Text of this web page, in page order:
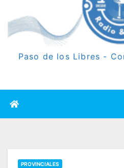
Paso de los Libres -
PROVINCIALES